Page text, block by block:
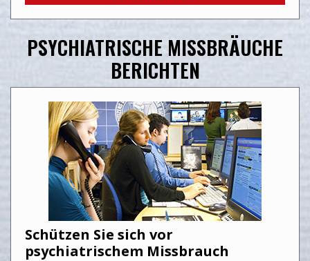
PSYCHIATRISCHE MISSBRÄUCHE
BERICHTEN
Schützen Sie sich vor
psychiatrischem Missbrauch